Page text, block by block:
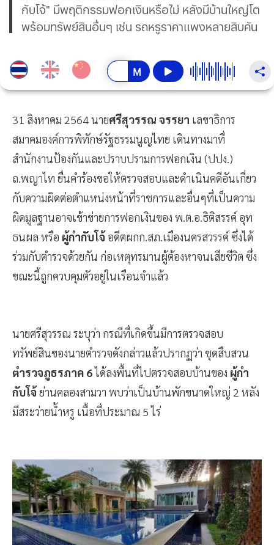
กับโจ้" มีพฤติกรรมฟอกเงินหรือไม่ หลังมีบ้านใหญ่โต
พร้อมทรัพย์สินอื่นๆ เช่น รถหรูราคาแพงหลายสิบคัน
31 สิงหาคม 2564 นายศรีสุวรรณ จรรยา เลขาธิการ
สมาคมองค์การพิทักษ์รัฐธรรมนูญไทย เดินทางมาที่
สำนักงานป้องกันและปราบปรามการฟอกเงิน (ปปง.)
ถ.พญาไท ยื่นคำร้องขอให้ตรวจสอบและดำเนินคดีอันเกี่ยว
กับความผิดต่อตำแหน่งหน้าที่ราชการและอื่นๆที่เป็นความ
ผิดมูลฐานอาจเข้าข่ายการฟอกเงินของ พ.ต.อ.ธิติสรรค์ อุท
ธนผล หรือ ผู้กำกับโจ้ อดีตผกก.สภ.เมืองนครสวรรค์ ซึ่งได้
ร่วมกับตำรวจด้วยกัน ก่อเหตุทรมานผู้ต้องหาจนเสียชีวิต ซึ่ง
ขณะนี้ถูกควบคุมตัวอยู่ในเรือนจำแล้ว
นายศรีสุวรรณ ระบุว่า กรณีที่เกิดขึ้นมีการตรวจสอบ
ทรัพย์สินของนายตำรวจดังกล่าวแล้วปรากฏว่า ชุดสืบสวน
ตำรวจภูธรภาค 6ได้ลงพื้นที่ไปตรวจสอบบ้านของ ผู้กำ
กับโจ้ย่านคลองสามวา พบว่าเป็นบ้านพักขนาดใหญ่ 2 หลัง
มีสระว่ายน้ำหรู เนื้อที่ประมาณ 5 ไร่